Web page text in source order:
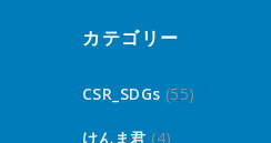
カテゴリー
CSR_SDGs (55)
けんま君 (4)